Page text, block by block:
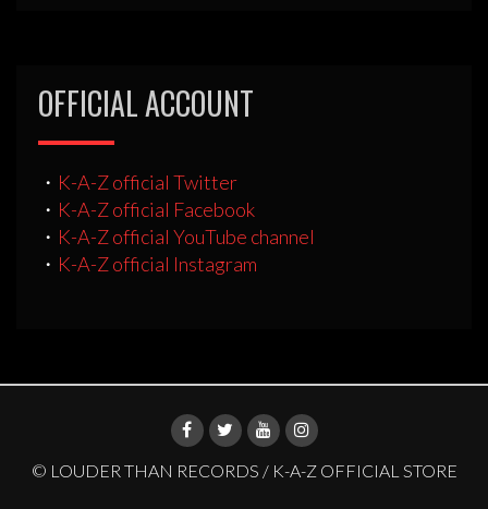
OFFICIAL ACCOUNT
・ K-A-Z official Twitter
・ K-A-Z official Facebook
・ K-A-Z official YouTube channel
・ K-A-Z official Instagram
© LOUDER THAN RECORDS / K-A-Z OFFICIAL STORE